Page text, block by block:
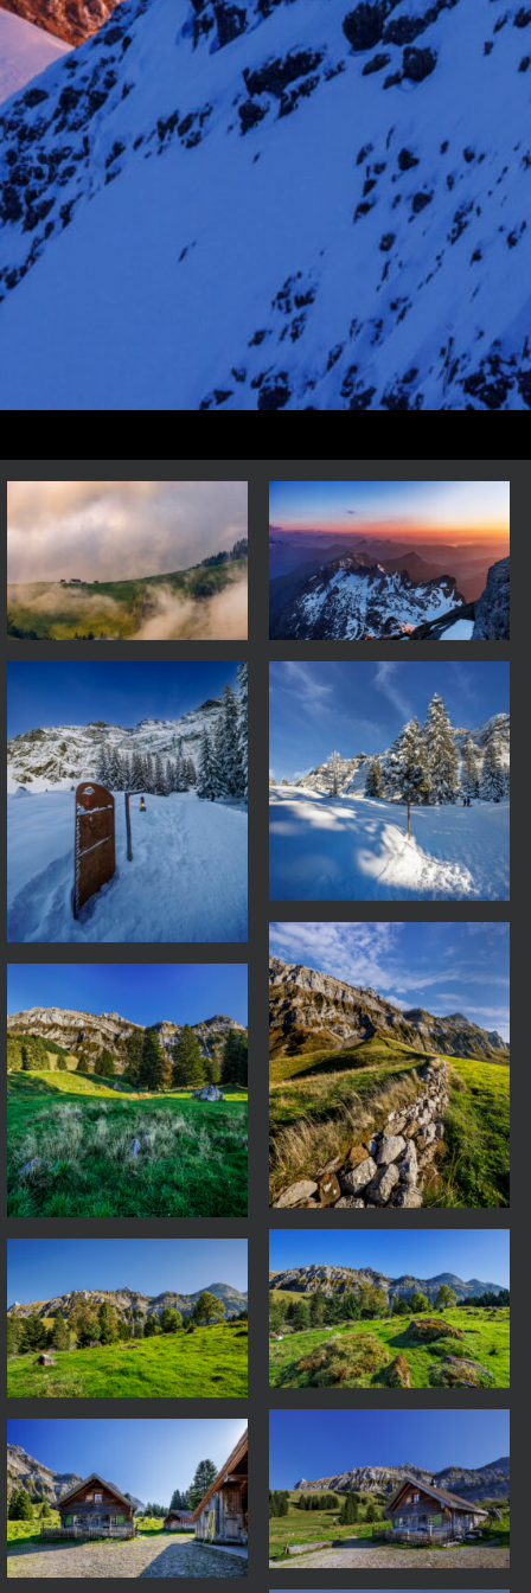
Laternliweg 25-02-15-1333
Laternliweg 25-02-15-1333
Chammhalden 25-09-18-
1636
Tosegg 25-09-18-1345-Pano
Wasserhüttli 25-09-19-1102
Wasserhüttli 25-09-19-1110
Wasserhüttli 25-09-19-1195
Wasserhüttli 25-09-19-1231